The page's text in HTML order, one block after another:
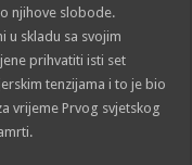
njihove slobode.
u skladu sa svojim
prihvatiti isti set
tenzijama i to je bio
vrijeme Prvog svjetskog